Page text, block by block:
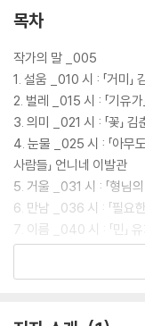
목차
작가의 말 _005
1. 설움 _010 시 : 「거미」
2. 벌레 _015 시 : 「기유가
3. 의미 _021 시 : 「꽃」 김
4. 눈물 _025 시 : 「아무
사람들」 언니네 이발관
5. 거울 _031 시 : 「형님의
6. 만남 _036 시 : 「필요한
7. 이름 _040 시 : 「민」
8. 밤 _048 시 : 「비 오는
9. 말 _053 시 : 「경마장